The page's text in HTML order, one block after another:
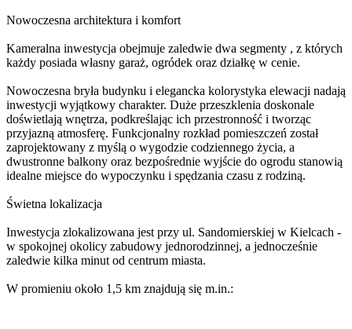
Nowoczesna architektura i komfort
Kameralna inwestycja obejmuje zaledwie dwa segmenty , z których
każdy posiada własny garaż, ogródek oraz działkę w cenie.
Nowoczesna bryła budynku i elegancka kolorystyka elewacji nadają
inwestycji wyjątkowy charakter. Duże przeszklenia doskonale
doświetlają wnętrza, podkreślając ich przestronność i tworząc
przyjazną atmosferę. Funkcjonalny rozkład pomieszczeń został
zaprojektowany z myślą o wygodzie codziennego życia, a
dwustronne balkony oraz bezpośrednie wyjście do ogrodu stanowią
idealne miejsce do wypoczynku i spędzania czasu z rodziną.
Świetna lokalizacja
Inwestycja zlokalizowana jest przy ul. Sandomierskiej w Kielcach -
w spokojnej okolicy zabudowy jednorodzinnej, a jednocześnie
zaledwie kilka minut od centrum miasta.
W promieniu około 1,5 km znajdują się m.in.: